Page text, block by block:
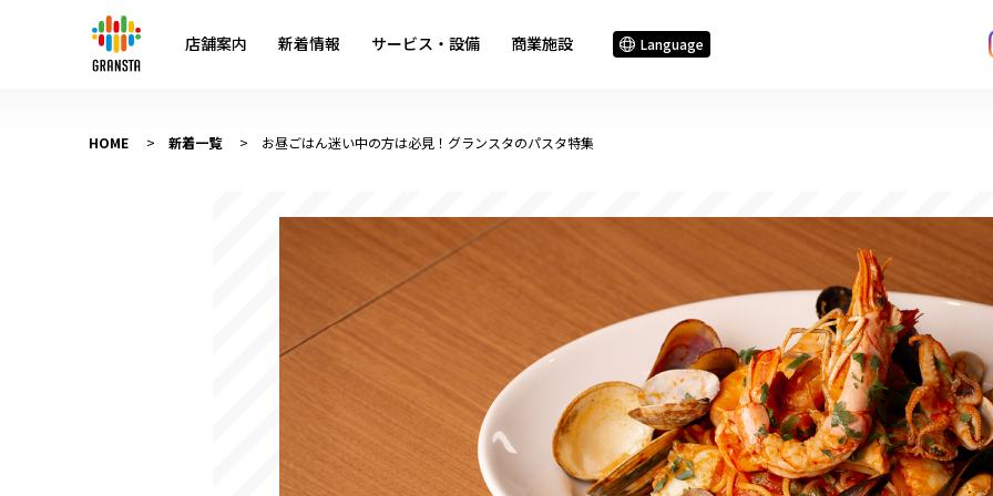
店舗案内 新着情報 サービス・設備 商業施設 Language
HOME 新着一覧 お昼ごはん迷い中の方は必見！グランスタのパスタ特集